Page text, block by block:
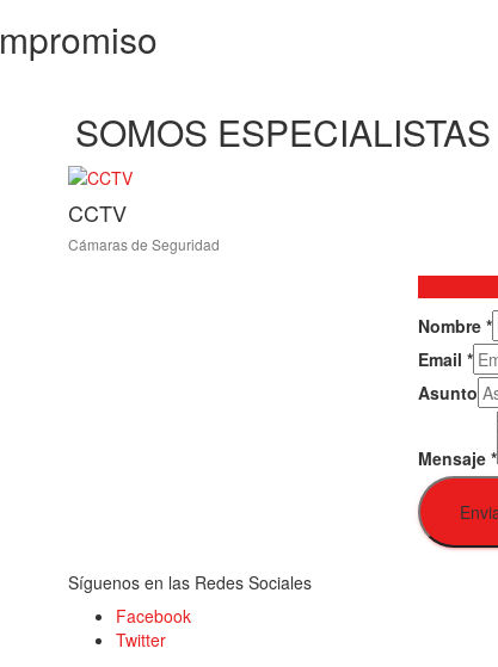
SOMOS ESPECIALISTAS
CCTV
Cámaras de Seguridad
Nombre *
Email *
Asunto
Mensaje *
Síguenos en las Redes Sociales
Facebook
Twitter